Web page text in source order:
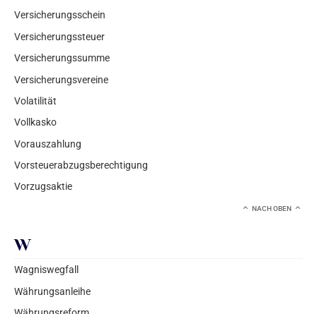
Versicherungsschein
Versicherungssteuer
Versicherungssumme
Versicherungsvereine
Volatilität
Vollkasko
Vorauszahlung
Vorsteuerabzugsberechtigung
Vorzugsaktie
NACH OBEN
W
Wagniswegfall
Währungsanleihe